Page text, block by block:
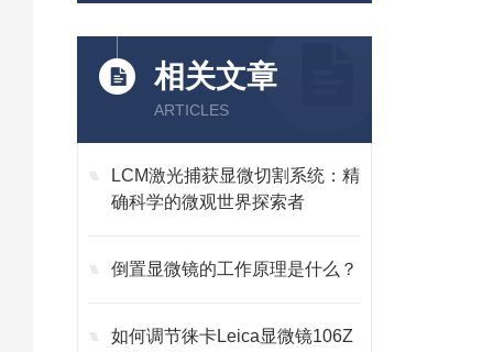
相关文章
ARTICLES
LCM激光捕获显微切割系统：精
确科学的微观世界探索者
倒置显微镜的工作原理是什么？
如何调节徕卡Leica显微镜106Z